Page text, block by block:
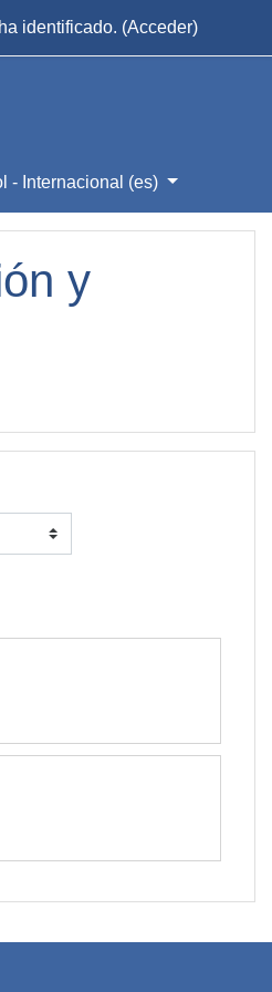
identificado. (Acceder)
- Internacional ‎(es)‎
y